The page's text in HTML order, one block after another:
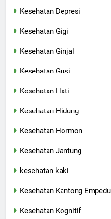
Kesehatan Depresi
Kesehatan Gigi
Kesehatan Ginjal
Kesehatan Gusi
Kesehatan Hati
Kesehatan Hidung
Kesehatan Hormon
Kesehatan Jantung
kesehatan kaki
Kesehatan Kantong Empedu
Kesehatan Kognitif